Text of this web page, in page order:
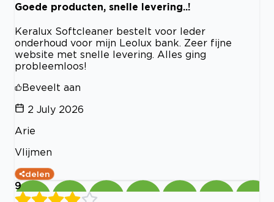
Goede producten, snelle levering..!
Keralux Softcleaner bestelt voor leder
onderhoud voor mijn Leolux bank. Zeer fijne
website met snelle levering. Alles ging
probleemloos!
Beveelt aan
2 July 2026
Arie
Vlijmen
delen
9